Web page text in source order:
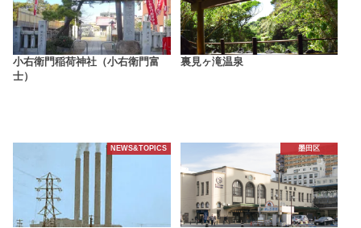
小右衛門稲荷神社（小右衛門富
士）
裏見ヶ滝温泉
NEWS&TOPICS 墨田区